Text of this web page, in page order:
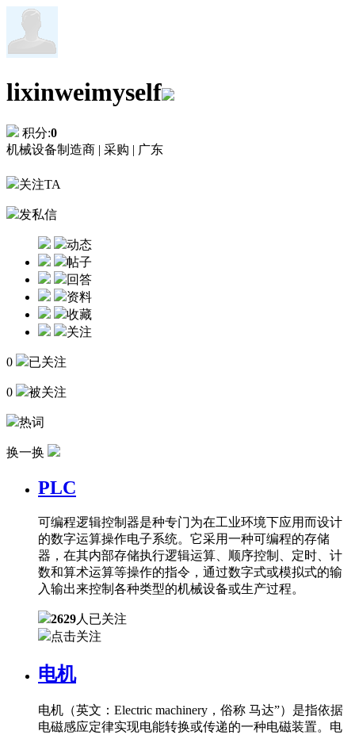
lixinweimyself
积分:0
机械设备制造商 | 采购 | 广东
关注TA
发私信
动态
帖子
回答
资料
收藏
关注
0 已关注
0 被关注
热词
换一换
PLC
可编程逻辑控制器是种专门为在工业环境下应用而设计
的数字运算操作电子系统。它采用一种可编程的存储
器，在其内部存储执行逻辑运算、顺序控制、定时、计
数和算术运算等操作的指令，通过数字式或模拟式的输
入输出来控制各种类型的机械设备或生产过程。
2629人已关注
点击关注
电机
电机（英文：Electric machinery，俗称 马达”）是指依据
电磁感应定律实现电能转换或传递的一种电磁装置。电